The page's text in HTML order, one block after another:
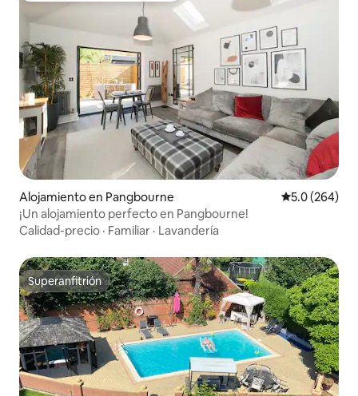
Alojamiento en Pangbourne Calificación
5.0 (264)
¡Un alojamiento perfecto en Pangbourne!
Calidad-precio · Familiar · Lavandería
Superanfitrión
Superanfitrión